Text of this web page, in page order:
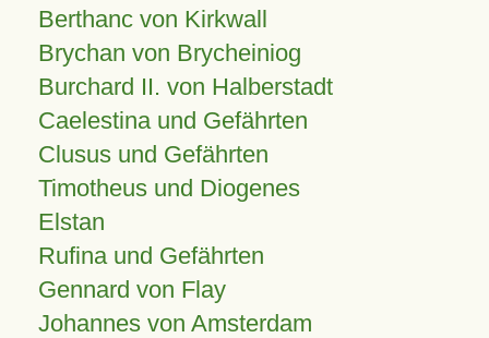
Berthanc von Kirkwall
Brychan von Brycheiniog
Burchard II. von Halberstadt
Caelestina und Gefährten
Clusus und Gefährten
Timotheus und Diogenes
Elstan
Rufina und Gefährten
Gennard von Flay
Johannes von Amsterdam